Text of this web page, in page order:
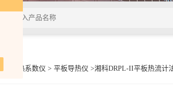
导热系数仪 > 平板导热仪 >湘科DRPL-II平板热流计